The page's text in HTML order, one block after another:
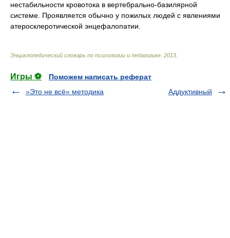
нестабильности кровотока в вертебрально-базилярной
системе. Проявляется обычно у пожилых людей с явлениями
атеросклеротической энцефалопатии.
Энциклопедический словарь по психологии и педагогике 2013
Игры ⚽
Поможем написать реферат
»Это не всё» методика
Aддуктивный